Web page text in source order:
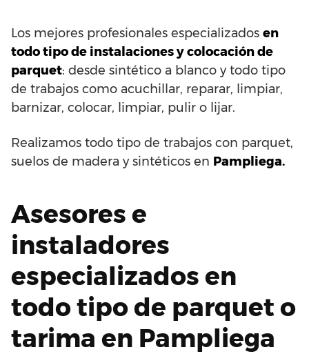
Los mejores profesionales especializados en
todo tipo de instalaciones y colocación de
parquet: desde sintético a blanco y todo tipo
de trabajos como acuchillar, reparar, limpiar,
barnizar, colocar, limpiar, pulir o lijar.
Realizamos todo tipo de trabajos con parquet,
suelos de madera y sintéticos en Pampliega.
Asesores e
instaladores
especializados en
todo tipo de parquet o
tarima en Pampliega